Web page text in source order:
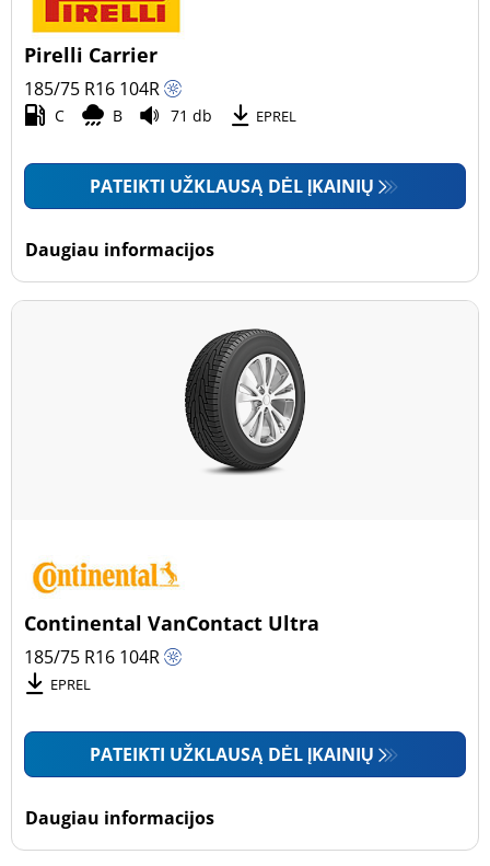
Pirelli Carrier
185/75 R16 104R
C B 71 db EPREL
PATEIKTI UŽKLAUSĄ DĖL ĮKAINIŲ
Daugiau informacijos
Continental VanContact Ultra
185/75 R16 104R
EPREL
PATEIKTI UŽKLAUSĄ DĖL ĮKAINIŲ
Daugiau informacijos